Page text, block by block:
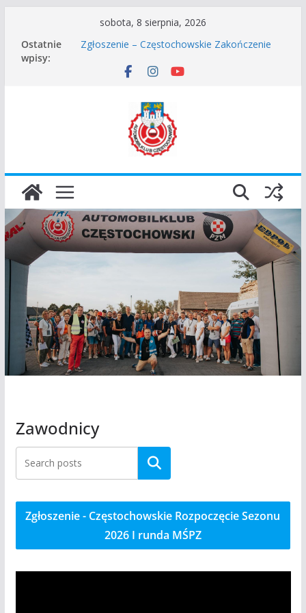
treści
sobota, 8 sierpnia, 2026
Ostatnie
wpisy:
Zgłoszenie – Częstochowskie Zakończenie
45 Rajd Częstochowski zostaje odwołany.
I Gliwicki Classic Sprint o Puchar Prezydenta
Miasta Gliwice
Częstochowskie Rozpoczęcie Sezonu 2026
Zawodnicy
Szukaj
Zgłoszenie - Częstochowskie Rozpoczęcie Sezonu
2026 I runda MŚPZ